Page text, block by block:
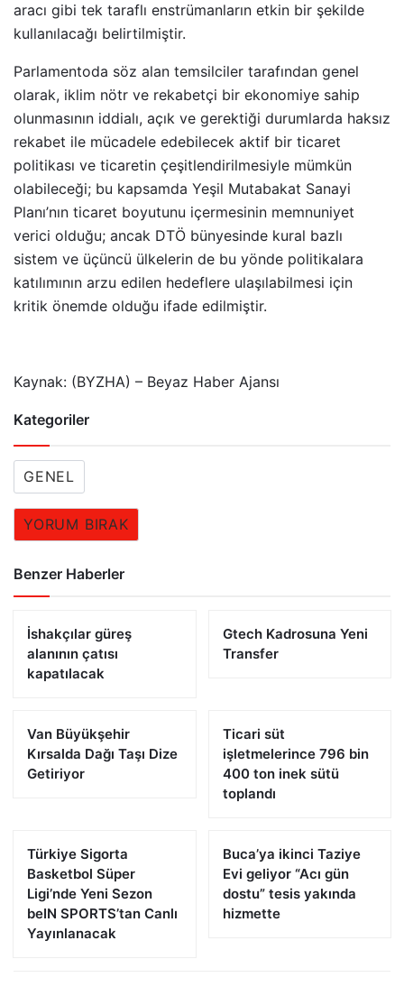
aracı gibi tek taraflı enstrümanların etkin bir şekilde
kullanılacağı belirtilmiştir.
Parlamentoda söz alan temsilciler tarafından genel
olarak, iklim nötr ve rekabetçi bir ekonomiye sahip
olunmasının iddialı, açık ve gerektiği durumlarda haksız
rekabet ile mücadele edebilecek aktif bir ticaret
politikası ve ticaretin çeşitlendirilmesiyle mümkün
olabileceği; bu kapsamda Yeşil Mutabakat Sanayi
Planı’nın ticaret boyutunu içermesinin memnuniyet
verici olduğu; ancak DTÖ bünyesinde kural bazlı
sistem ve üçüncü ülkelerin de bu yönde politikalara
katılımının arzu edilen hedeflere ulaşılabilmesi için
kritik önemde olduğu ifade edilmiştir.
Kaynak: (BYZHA) – Beyaz Haber Ajansı
Kategoriler
GENEL
YORUM BIRAK
Benzer Haberler
İshakçılar güreş
alanının çatısı
kapatılacak
Gtech Kadrosuna Yeni
Transfer
Van Büyükşehir
Kırsalda Dağı Taşı Dize
Getiriyor
Ticari süt
işletmelerince 796 bin
400 ton inek sütü
toplandı
Türkiye Sigorta
Basketbol Süper
Ligi’nde Yeni Sezon
beIN SPORTS’tan Canlı
Yayınlanacak
Buca’ya ikinci Taziye
Evi geliyor “Acı gün
dostu” tesis yakında
hizmette